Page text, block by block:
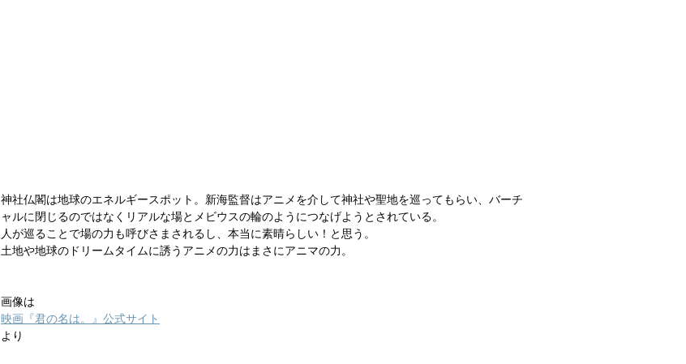
神社仏閣は地球のエネルギースポット。新海監督はアニメを介して神社や聖地を巡ってもらい、バーチ
ャルに閉じるのではなくリアルな場とメビウスの輪のようにつなげようとされている。
人が巡ることで場の力も呼びさまされるし、本当に素晴らしい！と思う。
土地や地球のドリームタイムに誘うアニメの力はまさにアニマの力。
画像は
映画『君の名は。』公式サイト
より